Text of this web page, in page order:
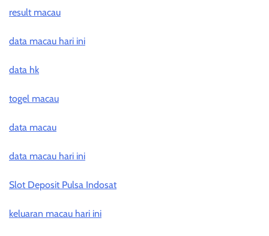
result macau
data macau hari ini
data hk
togel macau
data macau
data macau hari ini
Slot Deposit Pulsa Indosat
keluaran macau hari ini